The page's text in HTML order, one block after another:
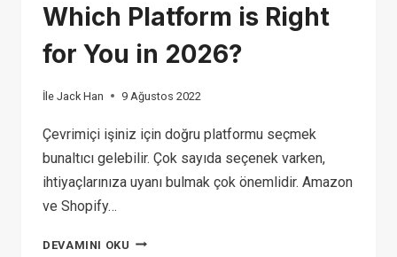
Which Platform is Right
for You in 2026?
İle Jack Han 9 Ağustos 2022
Çevrimiçi işiniz için doğru platformu seçmek
bunaltıcı gelebilir. Çok sayıda seçenek varken,
ihtiyaçlarınıza uyanı bulmak çok önemlidir. Amazon
ve Shopify…
DEVAMINI OKU SHOPIFY